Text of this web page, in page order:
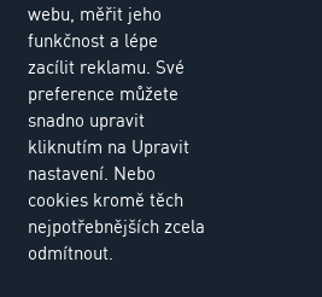
Zásady zpracování osobních údajů
© Copyright 2026 Euro SITEX |
webu, měřit jeho
funkčnost a lépe
zacílit reklamu. Své
preference můžete
snadno upravit
kliknutím na Upravit
nastavení. Nebo
cookies kromě těch
nejpotřebnějších zcela
odmítnout.